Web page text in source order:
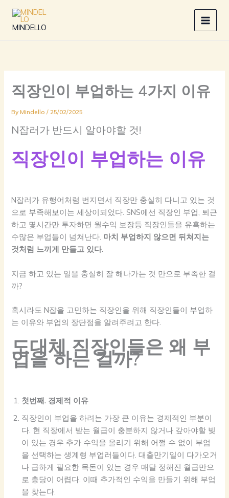
contentMINDELLO
MAIN
직장인이 부업하는 4가지 이유
ByMindello/25/02/2025
N잡러가 반드시 알아야할 것!
직장인이 부업하는 이유
N잡러가 유행어처럼 번지면서 직장만 충실히 다니고 있는 것
으로 부족해보이는 세상이되었다. SNS에선 직장인 부업, 퇴근
하고 몇시간만 투자하면 월수익 보장등 직장인들을 유혹하는
수많은 부업들이 넘쳐난다. 마치 부업하지 않으면 뒤쳐지는
것처럼 느끼게 만들고 있다.
지금 하고 있는 일을 충실히 잘 해나가는 것 만으로 부족한 걸
까?
혹시라도 N잡을 고민하는 직장인을 위해 직장인들이 부업하
는 이유와 부업의 장단점을 알려주려고 한다.
도대체 직장인들은 왜 부
업을 하는 걸까?
첫번째. 경제적 이유
직장인이 부업을 하려는 가장 큰 이유는 경제적인 부분이
다. 현 직장에서 받는 월급이 충분하지 않거나 갚아야할 빚
이 있는 경우 추가 수익을 올리기 위해 어쩔 수 없이 부업
을 선택하는 생계형 부업러들이다. 대출만기일이 다가오거
나 급하게 필요한 목돈이 있는 경우 매달 정해진 월급만으
로 충당이 어렵다. 이때 추가적인 수익을 만들기 위해 부업
을 찾는다.